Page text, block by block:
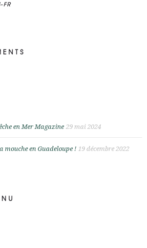
FR
en Mer Magazine 29 mai 2024
mouche en Guadeloupe ! 19 décembre 2022